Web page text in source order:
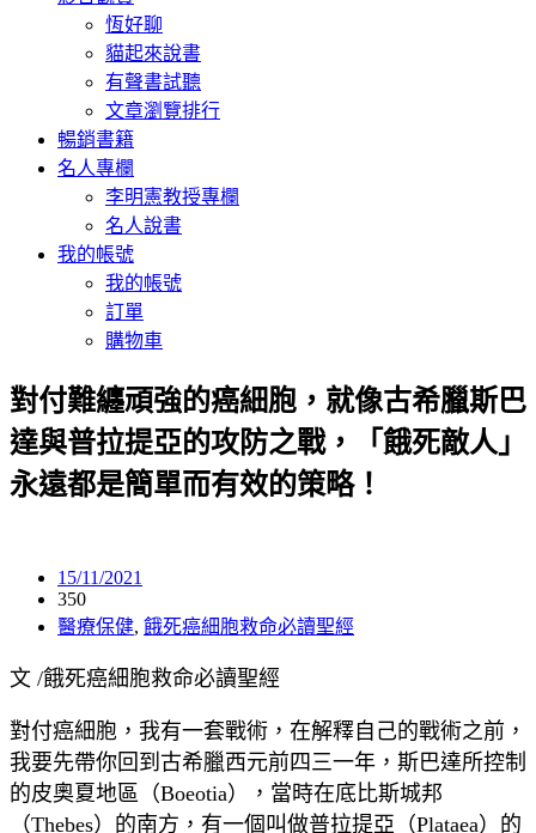
恆好聊
貓起來說書
有聲書試聽
文章瀏覽排行
暢銷書籍
名人專欄
李明憲教授專欄
名人說書
我的帳號
我的帳號
訂單
購物車
對付難纏頑強的癌細胞，就像古希臘斯巴
達與普拉提亞的攻防之戰，「餓死敵人」
永遠都是簡單而有效的策略！
15/11/2021
350
醫療保健, 餓死癌細胞救命必讀聖經
文 /餓死癌細胞救命必讀聖經
對付癌細胞，我有一套戰術，在解釋自己的戰術之前，
我要先帶你回到古希臘西元前四三一年，斯巴達所控制
的皮奧夏地區（Boeotia），當時在底比斯城邦
（Thebes）的南方，有一個叫做普拉提亞（Plataea）的